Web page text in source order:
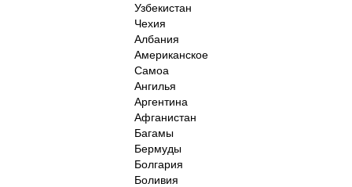
Узбекистан
Чехия
Албания
Американское
Самоа
Ангилья
Аргентина
Афганистан
Багамы
Бермуды
Болгария
Боливия